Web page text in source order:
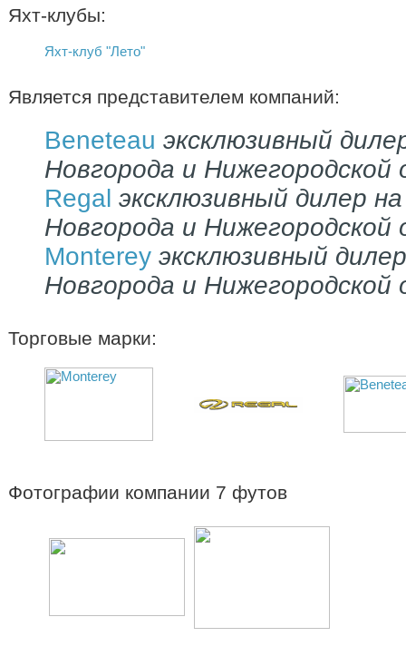
Яхт-клубы:
Яхт-клуб "Лето"
Является представителем компаний:
Beneteau эксклюзивный
Новгорода и Нижегородской
Regal эксклюзивный дилер
Новгорода и Нижегородской
Monterey эксклюзивный
Новгорода и Нижегородской
Торговые марки:
Фотографии компании 7 футов